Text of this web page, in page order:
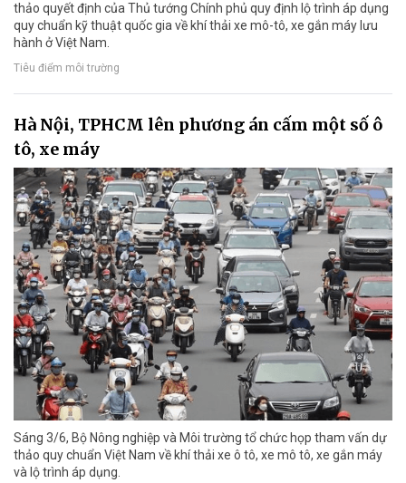
thảo quyết định của Thủ tướng Chính phủ quy định lộ trình áp dụng
quy chuẩn kỹ thuật quốc gia về khí thải xe mô-tô, xe gắn máy lưu
hành ở Việt Nam.
Tiêu điểm môi trường
Hà Nội, TPHCM lên phương án cấm một số ô
tô, xe máy
Sáng 3/6, Bộ Nông nghiệp và Môi trường tổ chức họp tham vấn dự
thảo quy chuẩn Việt Nam về khí thải xe ô tô, xe mô tô, xe gắn máy
và lộ trình áp dụng.